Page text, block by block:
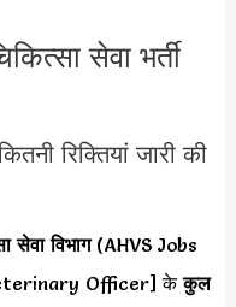
सेवा भर्ती
रिक्तियां जारी की
सेवा विभाग (AHVS Jobs
Officer] केकुल